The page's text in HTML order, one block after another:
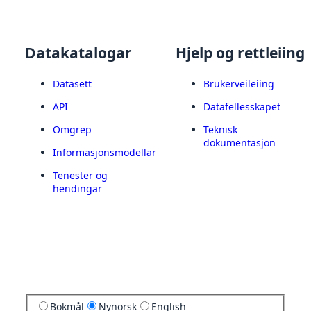
Datakatalogar
Datasett
API
Omgrep
Informasjonsmodellar
Tenester og
hendingar
Hjelp og rettleiing
Brukerveileiing
Datafellesskapet
Teknisk
dokumentasjon
Bokmål Nynorsk English